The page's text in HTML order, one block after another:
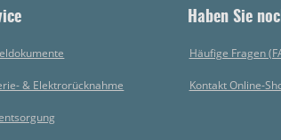
& Elektrorücknahme
Haben Sie
Häufige Fragen
Kontakt Online-